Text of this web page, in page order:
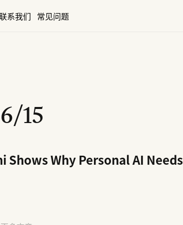
系我们 常见问题
15
Shows Why Personal AI Needs